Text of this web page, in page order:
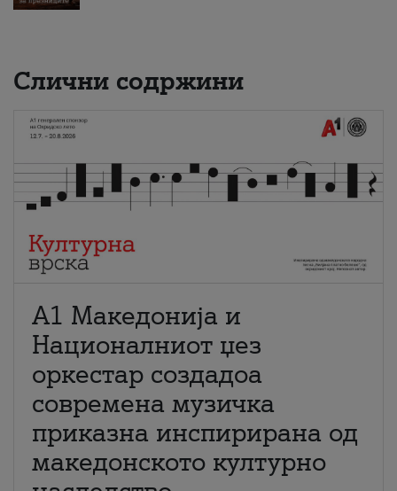
Слични содржини
А1 Македонија и
Националниот џез
оркестар создадоа
современа музичка
приказна инспирирана од
македонското културно